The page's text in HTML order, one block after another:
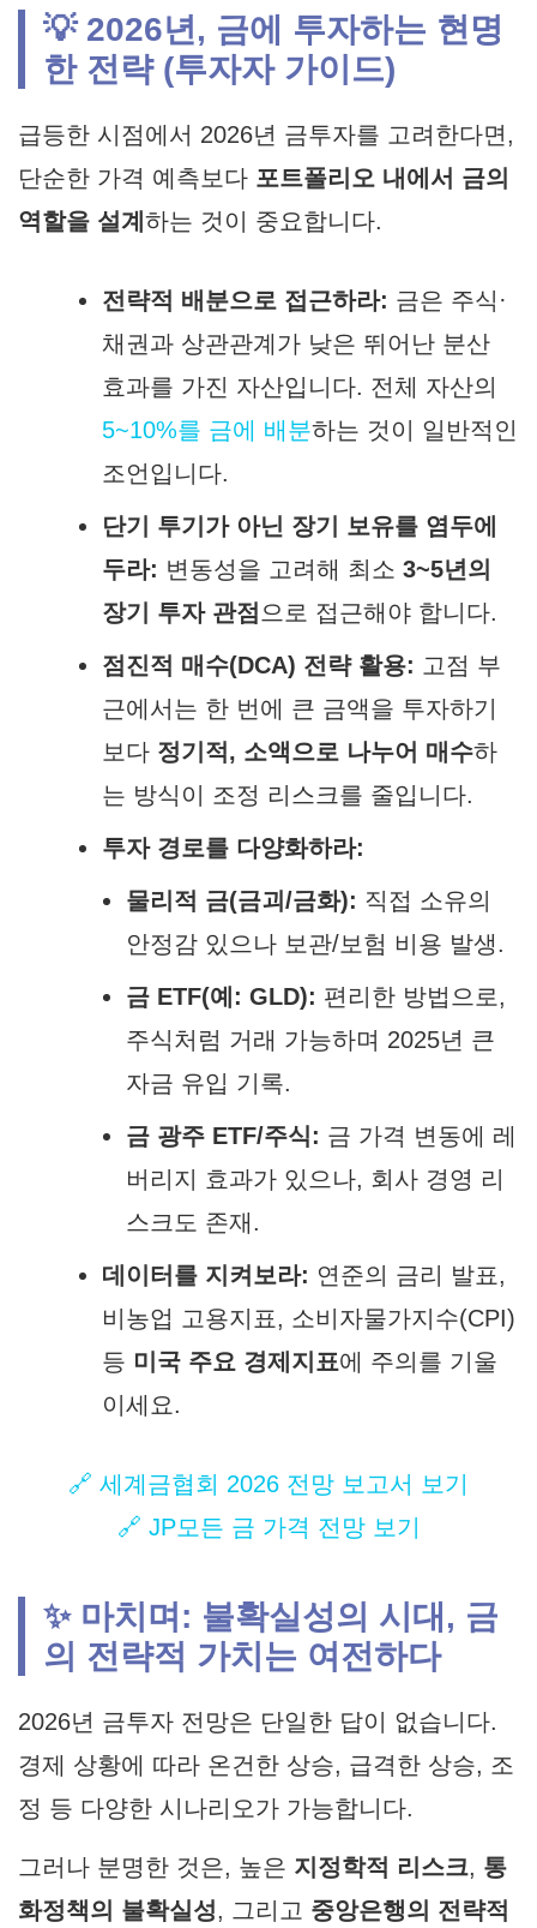
💡 2026년, 금에 투자하는 현명
한 전략 (투자자 가이드)
급등한 시점에서 2026년 금투자를 고려한다면,
단순한 가격 예측보다 포트폴리오 내에서 금의
역할을 설계 하는 것이 중요합니다.
전략적 배분으로 접근하라: 금은 주식·
채권과 상관관계가 낮은 뛰어난 분산
효과를 가진 자산입니다. 전체 자산의
5~10%를 금에 배분하는 것이 일반적인
조언입니다.
단기 투기가 아닌 장기 보유를 염두에
두라: 변동성을 고려해 최소 3~5년의
장기 투자 관점 으로 접근해야 합니다.
점진적 매수(DCA) 전략 활용: 고점 부
근에서는 한 번에 큰 금액을 투자하기
보다 정기적, 소액으로 나누어 매수하
는 방식이 조정 리스크를 줄입니다.
투자 경로를 다양화하라:
물리적 금(금괴/금화): 직접 소유의
안정감 있으나 보관/보험 비용 발생.
금 ETF(예: GLD): 편리한 방법으로,
주식처럼 거래 가능하며 2025년 큰
자금 유입 기록.
금 광주 ETF/주식: 금 가격 변동에 레
버리지 효과가 있으나, 회사 경영 리
스크도 존재.
데이터를 지켜보라: 연준의 금리 발표,
비농업 고용지표, 소비자물가지수(CPI)
등 미국 주요 경제지표에 주의를 기울
이세요.
🔗 세계금협회 2026 전망 보고서 보기
🔗 JP모든 금 가격 전망 보기
✨ 마치며: 불확실성의 시대, 금
의 전략적 가치는 여전하다
2026년 금투자 전망은 단일한 답이 없습니다.
경제 상황에 따라 온건한 상승, 급격한 상승, 조
정 등 다양한 시나리오가 가능합니다.
그러나 분명한 것은, 높은 지정학적 리스크, 통
화정책의 불확실성, 그리고 중앙은행의 전략적